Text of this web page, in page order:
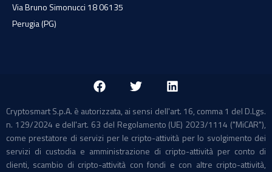
Via Bruno Simonucci 18 06135
Perugia (PG)
Cryptosmart S.p.A. è autorizzata, ai sensi dell'art. 16, comma 1 del D.Lgs.
n. 129/2024 e dell'art. 63 del Regolamento (UE) 2023/1114 ("MiCAR"),
come prestatore di servizi per le cripto-attività per lo svolgimento dei
servizi di custodia e amministrazione di cripto-attività per conto di
clienti, scambio di cripto-attività con fondi e con altre cripto-attività,